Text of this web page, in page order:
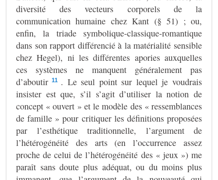
diversité des vecteurs corporels de la
communication humaine chez Kant (§ 51) ; ou,
enfin, la triade symbolique-classique-romantique
dans son rapport différencié à la matérialité sensible
chez Hegel), ni les différentes apories auxquelles
ces systèmes ne manquent généralement pas
d’aboutir 11 . Le seul point sur lequel je voudrais
insister est que, s’il s’agit d’utiliser la notion de
concept « ouvert » et le modèle des « ressemblances
de famille » pour critiquer les définitions proposées
par l’esthétique traditionnelle, l’argument de
l’hétérogénéité des arts (en l’occurrence assez
proche de celui de l’hétérogénéité des « jeux ») me
paraît sans doute plus adéquat, ou du moins plus